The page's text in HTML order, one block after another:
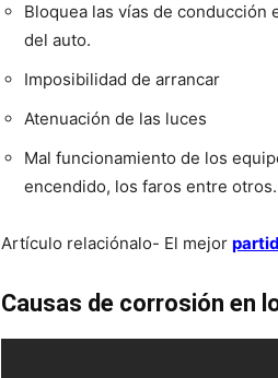
Bloquea las vías de conducción
del auto.
Imposibilidad de arrancar
Atenuación de las luces
Mal funcionamiento de los
encendido, los faros entre otros.
Artículo relaciónalo- El mejor
Causas de corrosión en